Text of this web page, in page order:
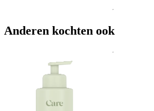
Anderen kochten ook